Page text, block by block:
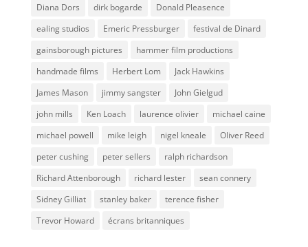
Diana Dors
dirk bogarde
Donald Pleasence
ealing studios
Emeric Pressburger
festival de Dinard
gainsborough pictures
hammer film productions
handmade films
Herbert Lom
Jack Hawkins
James Mason
jimmy sangster
John Gielgud
john mills
Ken Loach laurence olivier
michael caine
michael powell
mike leigh nigel kneale
Oliver Reed
peter cushing
peter sellers
ralph richardson
Richard Attenborough
richard lester
sean connery
Sidney Gilliat
stanley baker
terence fisher
Trevor Howard
écrans britanniques